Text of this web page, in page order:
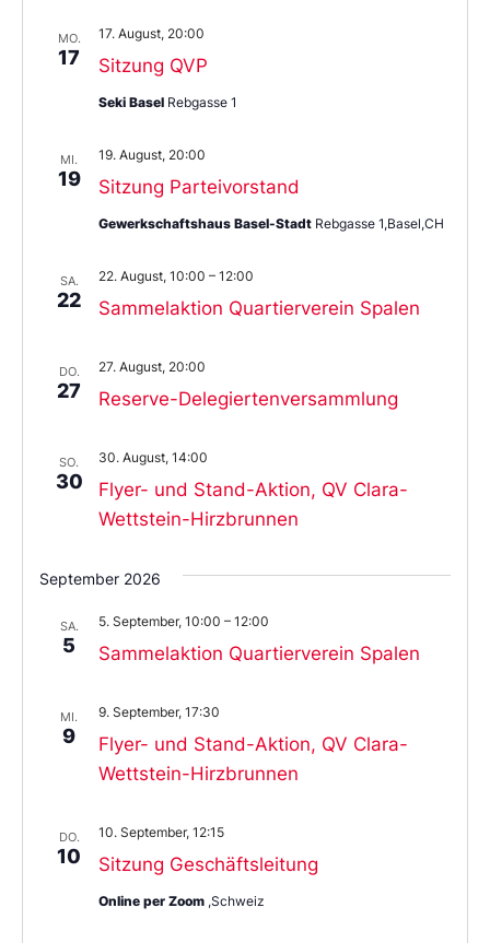
MO.
17 Sitzung QVP
17. August, 20:00
Seki Basel Rebgasse 1
MI.
19 Sitzung Parteivorstand
19. August, 20:00
Gewerkschaftshaus Basel-Stadt Rebgasse 1,Basel,CH
SA.
22 Sammelaktion Quartierverein Spalen
22. August, 10:00 – 12:00
DO.
27 Reserve-Delegiertenversammlung
27. August, 20:00
SO.
30
Flyer- und Stand-Aktion, QV Clara-
Wettstein-Hirzbrunnen
30. August, 14:00
September 2026
SA.
5 Sammelaktion Quartierverein Spalen
5. September, 10:00 – 12:00
MI.
9
Flyer- und Stand-Aktion, QV Clara-
Wettstein-Hirzbrunnen
9. September, 17:30
DO.
10 Sitzung Geschäftsleitung
10. September, 12:15
Online per Zoom ,Schweiz